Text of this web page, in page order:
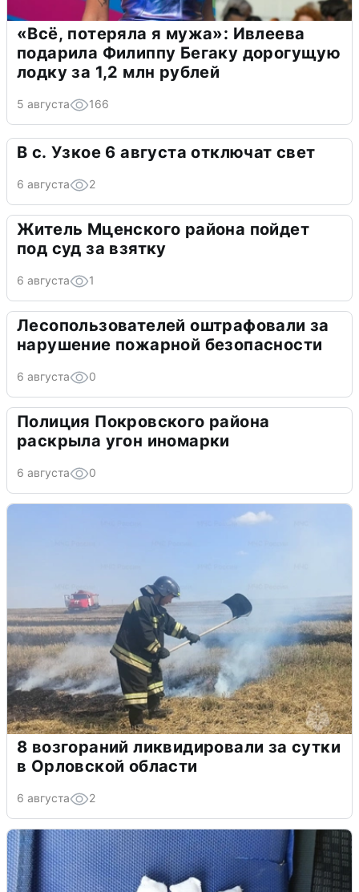
«Всё, потеряла я мужа»: Ивлеева
подарила Филиппу Бегаку дорогущую
лодку за 1,2 млн рублей
5 августа 166
В с. Узкое 6 августа отключат свет
6 августа 2
Житель Мценского района пойдет
под суд за взятку
6 августа 1
Лесопользователей оштрафовали за
нарушение пожарной безопасности
6 августа 0
Полиция Покровского района
раскрыла угон иномарки
6 августа 0
8 возгораний ликвидировали за сутки
в Орловской области
6 августа 2